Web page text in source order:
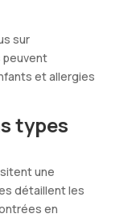
sur
peuvent
et allergies
types
une
détaillent les
en